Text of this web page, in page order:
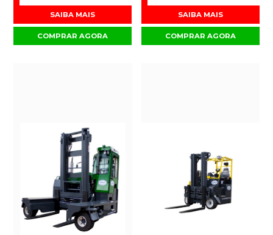
SAIBA MAIS
COMPRAR AGORA
SAIBA MAIS
COMPRAR AGORA